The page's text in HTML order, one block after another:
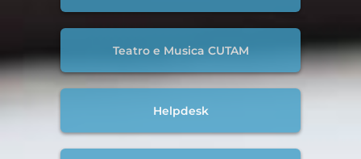
Teatro e Musica CUTAM
Helpdesk